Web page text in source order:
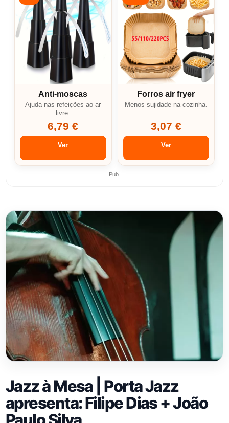
Anti-moscas
Ajuda nas refeições ao ar
livre.
6,79 €
Ver
Forros air fryer
Menos sujidade na cozinha.
3,07 €
Ver
Pub.
Jazz à Mesa | Porta Jazz
apresenta: Filipe Dias + João